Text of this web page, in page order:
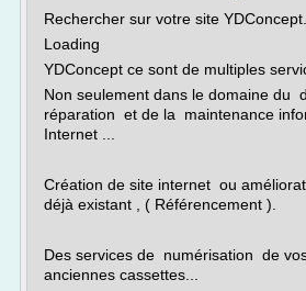
Rechercher sur votre site YDConcept...
Loading
YDConcept ce sont de multiples
Non seulement dans le domaine du
réparation et de la maintenance
Internet ...
Création de site internet ou
déjà existant , ( Référencement ).
Des services de numérisation de
anciennes cassettes...